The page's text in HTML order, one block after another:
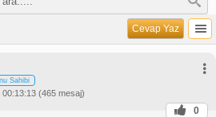
Cevap Yaz
Sahibi
(465 mesaj)
0